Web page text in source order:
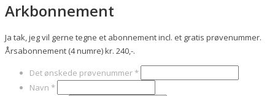
Arkbonnement
Ja tak, jeg vil gerne tegne et abonnement incl. et gratis prøvenummer.
Årsabonnement (4 numre) kr. 240,-.
Det ønskede prøvenummer*
Navn *